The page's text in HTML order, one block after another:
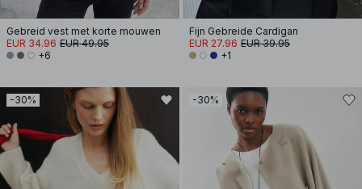
Gebreid vest met korte mouwen
EUR 34.96 EUR 49.95
+6
Fijn Gebreide Cardigan
EUR 27.96 EUR 39.95
+1
-30% -30%